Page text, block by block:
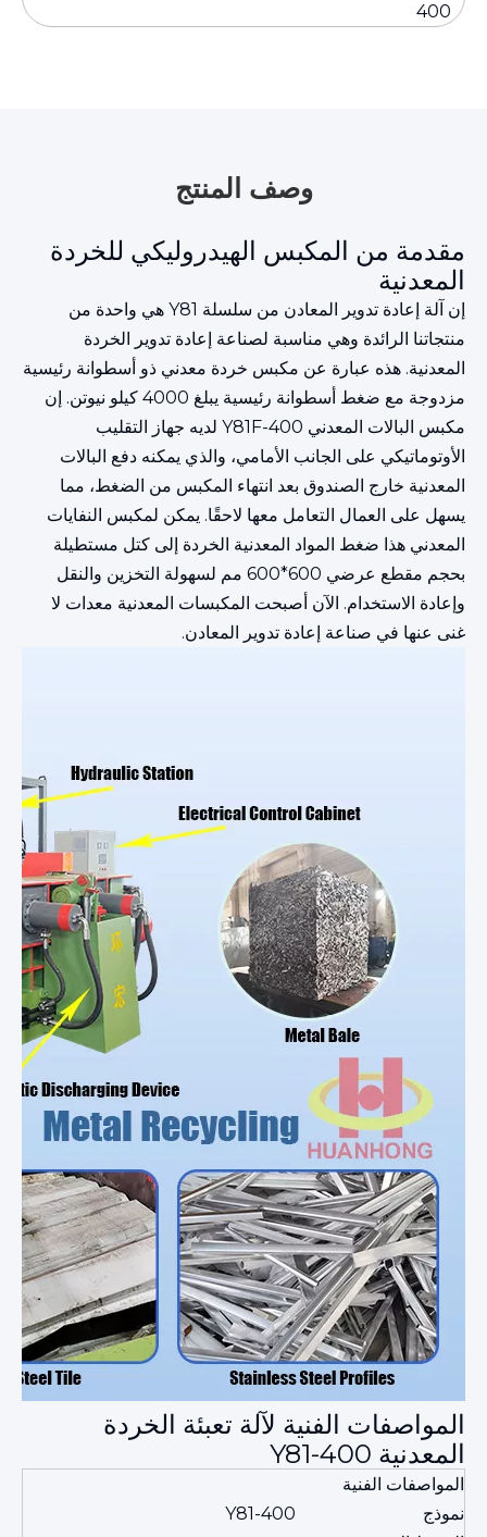
400
وصف المنتج
مقدمة من المكبس الهيدروليكي للخردة
المعدنية
إن آلة إعادة تدوير المعادن من سلسلة Y81 هي واحدة من
منتجاتنا الرائدة وهي مناسبة لصناعة إعادة تدوير الخردة
المعدنية. هذه عبارة عن مكبس خردة معدني ذو أسطوانة رئيسية
مزدوجة مع ضغط أسطوانة رئيسية يبلغ 4000 كيلو نيوتن. إن
مكبس البالات المعدني Y81F-400 لديه جهاز التقليب
الأوتوماتيكي على الجانب الأمامي، والذي يمكنه دفع البالات
المعدنية خارج الصندوق بعد انتهاء المكبس من الضغط، مما
يسهل على العمال التعامل معها لاحقًا. يمكن لمكبس النفايات
المعدني هذا ضغط المواد المعدنية الخردة إلى كتل مستطيلة
بحجم مقطع عرضي 600*600 مم لسهولة التخزين والنقل
وإعادة الاستخدام. الآن أصبحت المكبسات المعدنية معدات لا
غنى عنها في صناعة إعادة تدوير المعادن.
المواصفات الفنية لآلة تعبئة الخردة
المعدنية Y81-400
المواصفات الفنية
نموذج
Y81-400